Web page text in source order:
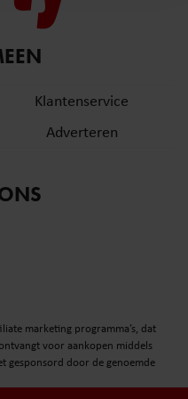
Ook delen we
site met onze
en analyse. Deze
of die ze hebben
als u onze website blijft
Klantenservice
Adverteren
marketing programma’s, dat
voor aankopen middels
gesponsord door de genoemde